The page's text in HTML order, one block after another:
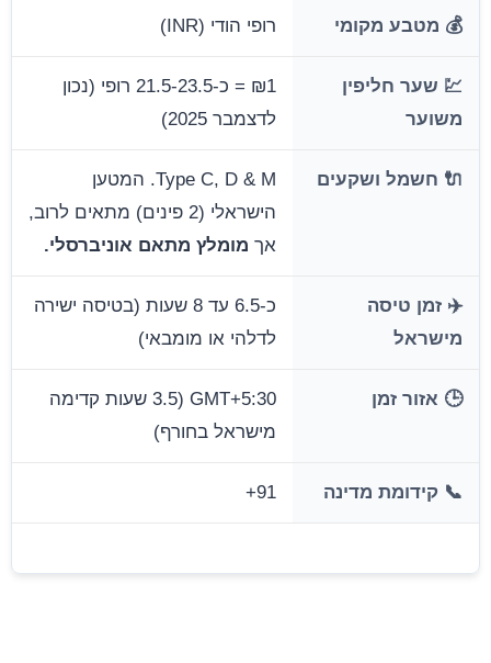
💰 מטבע מקומי רופי הודי (INR)
💹 שער חליפין
משוער
₪1 = כ-21.5-23.5 רופי (נכון
לדצמבר 2025)
🔌 חשמל ושקעים
Type C, D & M. המטען
הישראלי (2 פינים) מתאים לרוב,
אך מומלץ מתאם אוניברסלי.
✈️ זמן טיסה
מישראל
כ-6.5 עד 8 שעות (בטיסה ישירה
לדלהי או מומבאי)
🕒 אזור זמן
GMT+5:30 (3.5 שעות קדימה
מישראל בחורף)
📞 קידומת מדינה +91